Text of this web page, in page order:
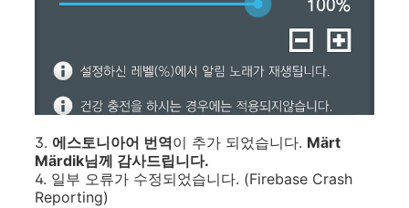
3. 에스토니아어 번역이 추가 되었습니다. Märt
Märdik님께 감사드립니다.
4. 일부 오류가 수정되었습니다. (Firebase Crash
Reporting)